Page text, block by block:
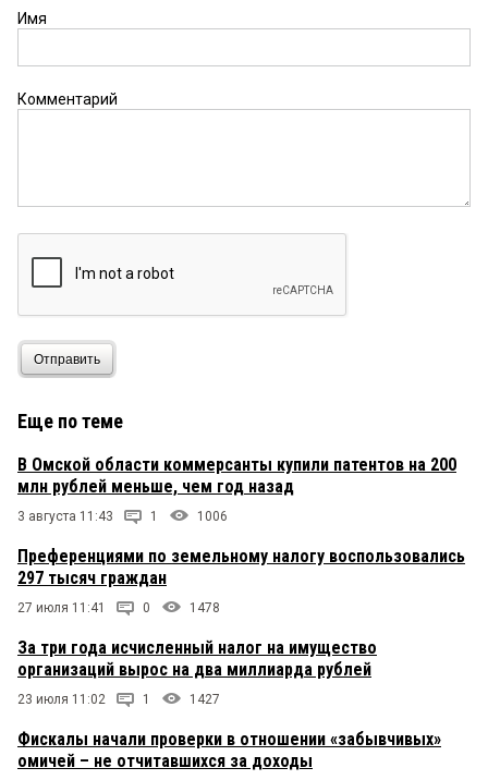
бухгалтерию. И для ФНС все прозрачно.
Имя
Комментарий
Отправить
Еще по теме
В Омской области коммерсанты купили патентов на 200
млн рублей меньше, чем год назад
3 августа 11:43 1 1006
Преференциями по земельному налогу воспользовались
297 тысяч граждан
27 июля 11:41 0 1478
За три года исчисленный налог на имущество
организаций вырос на два миллиарда рублей
23 июля 11:02 1 1427
Фискалы начали проверки в отношении «забывчивых»
омичей – не отчитавшихся за доходы